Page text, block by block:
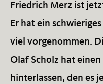
Friedrich Merz ist
Er hat ein
viel vorgenommen.
Olaf Scholz hat
hinterlassen, den es